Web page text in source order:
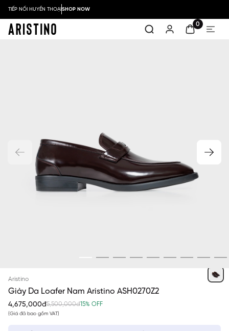
TIẾP NỐI HUYỀN THOẠISHOP NOW
0
Aristino
Giày Da Loafer Nam Aristino ASH0270Z2
4,675,000đ5,500,000đ15% OFF
(Giá đã bao gồm VAT)